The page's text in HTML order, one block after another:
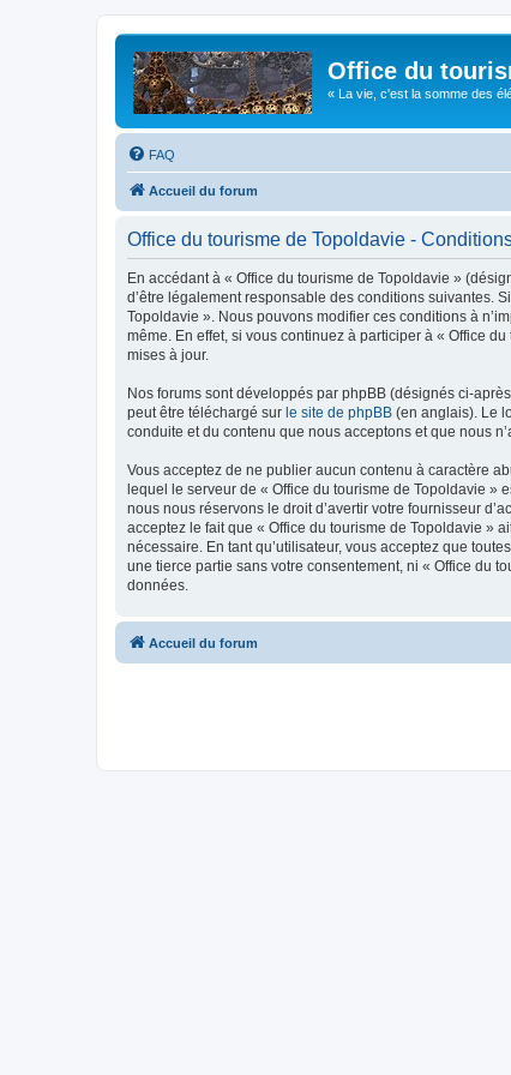
Office du
« La vie, c'est la somme des
FAQ
Accueil du forum
Office du tourisme de Topoldavie -
En accédant à « Office du tourisme de Topoldavie »
d’être légalement responsable des conditions suivantes.
Topoldavie ». Nous pouvons modifier ces conditions à
même. En effet, si vous continuez à participer à « Office
mises à jour.
Nos forums sont développés par phpBB (désignés ci-
peut être téléchargé sur le site de phpBB (en anglais). Le
conduite et du contenu que nous acceptons et que nous
Vous acceptez de ne publier aucun contenu à caractère
lequel le serveur de « Office du tourisme de Topoldavie »
nous nous réservons le droit d’avertir votre fournisseur
acceptez le fait que « Office du tourisme de Topoldavie »
nécessaire. En tant qu’utilisateur, vous acceptez que
une tierce partie sans votre consentement, ni « Office du
données.
Accueil du forum